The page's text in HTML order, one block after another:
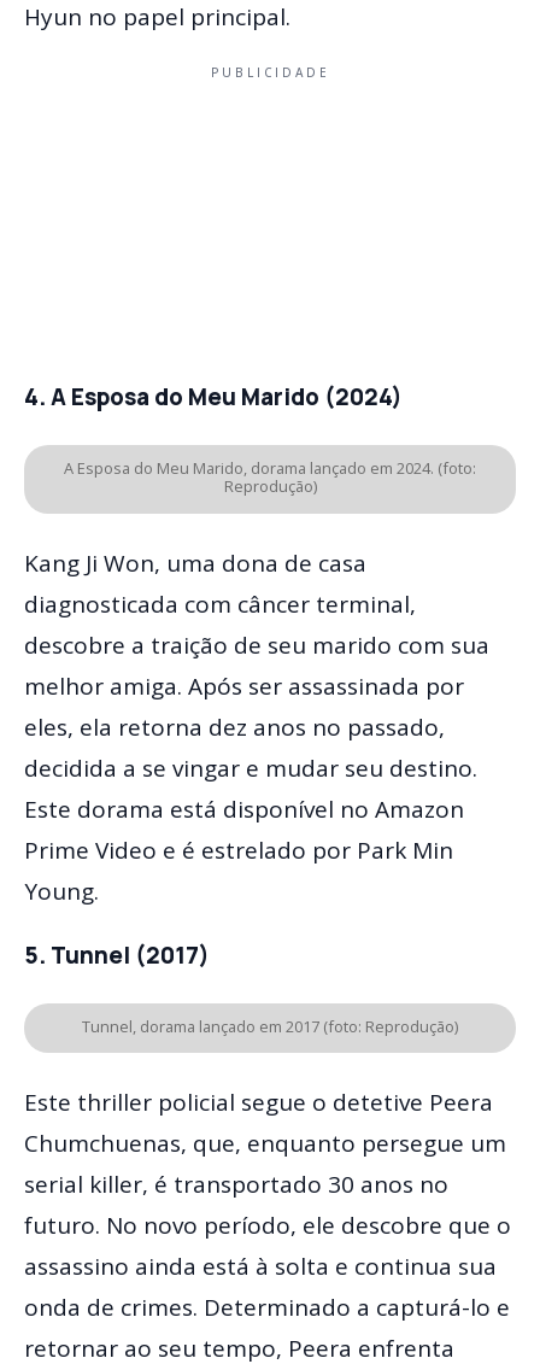
Hyun no papel principal.
PUBLICIDADE
4. A Esposa do Meu Marido (2024)
A Esposa do Meu Marido, dorama lançado em 2024. (foto:
Reprodução)
Kang Ji Won, uma dona de casa
diagnosticada com câncer terminal,
descobre a traição de seu marido com sua
melhor amiga. Após ser assassinada por
eles, ela retorna dez anos no passado,
decidida a se vingar e mudar seu destino.
Este dorama está disponível no Amazon
Prime Video e é estrelado por Park Min
Young.
5. Tunnel (2017)
Tunnel, dorama lançado em 2017 (foto: Reprodução)
Este thriller policial segue o detetive Peera
Chumchuenas, que, enquanto persegue um
serial killer, é transportado 30 anos no
futuro. No novo período, ele descobre que o
assassino ainda está à solta e continua sua
onda de crimes. Determinado a capturá-lo e
retornar ao seu tempo, Peera enfrenta